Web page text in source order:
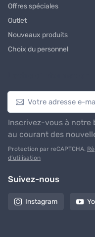
Offres spéciales
Outlet
Nouveaux produits
Choix du personnel
Inscrivez-vous à
au courant des
Protection par reCAPTCHA.
d’utilisation
Suivez-nous
Instagram